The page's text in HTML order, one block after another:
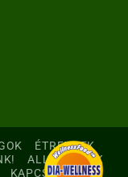
ÉTRENDEK
ALLERGÉNEK
KAPCSOLAT